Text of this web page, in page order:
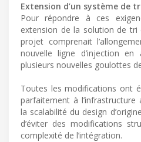
Extension d’un système de
Pour répondre à ces
extension de la solution de tri
projet comprenait
nouvelle ligne d’injection
plusieurs nouvelles goulottes
Toutes les modifications ont
parfaitement à l’infrastructure
la scalabilité du design
d’éviter des modifications
complexité de l’intégration.